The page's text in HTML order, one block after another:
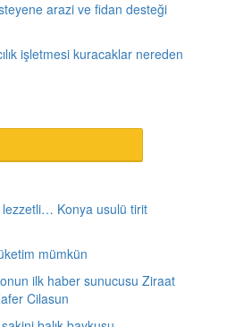
arazi ve fidan desteği
işletmesi kuracaklar nereden
Konya usulü tirit
mümkün
ilk haber sunucusu Ziraat
Cilasun